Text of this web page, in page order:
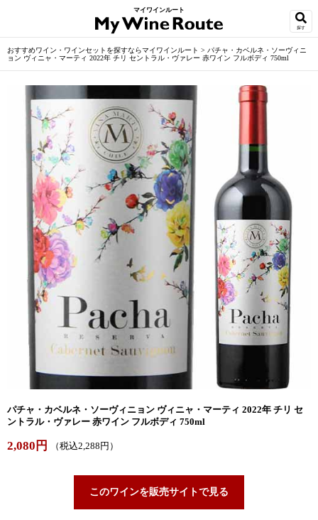
マイワインルート
探す
おすすめワイン・ワインセットを探すならマイワインルート > パチャ・カベルネ・ソーヴィニ
ョン ヴィニャ・マーティ 2022年 チリ セントラル・ヴァレー 赤ワイン フルボディ 750ml
パチャ・カベルネ・ソーヴィニョン ヴィニャ・マーティ 2022年 チリ セ
ントラル・ヴァレー 赤ワイン フルボディ 750ml
2,080円 （税込2,288円）
このワインを販売サイトで見る